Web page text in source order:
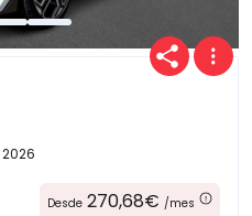
2026
Desde 270,68€ /mes